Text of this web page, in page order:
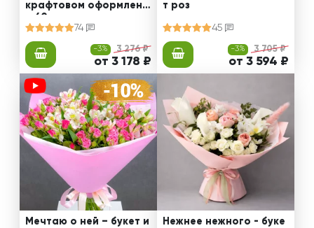
крафтовом оформлени
и 60 см
74
-3% 3 276 ₽
от 3 178 ₽
т роз
45
-3% 3 705 ₽
от 3 594 ₽
Мечтаю о ней – букет и
Нежнее нежного - буке